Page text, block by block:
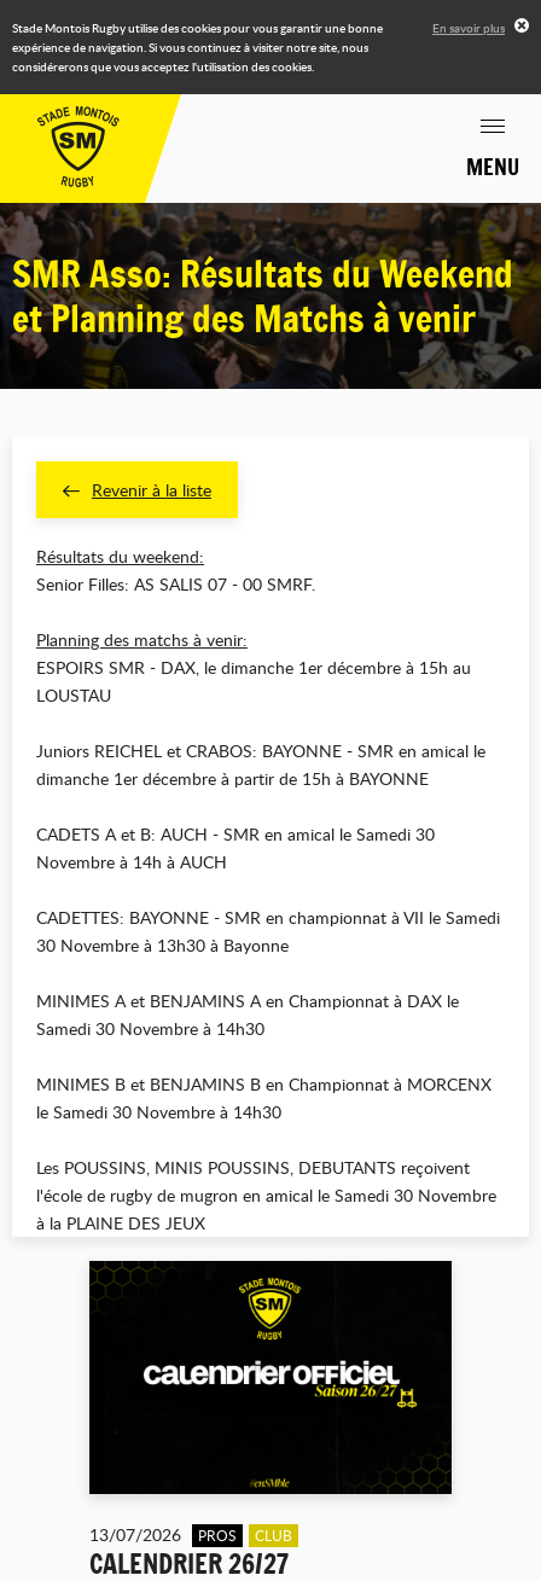
Stade Montois Rugby utilise des cookies pour vous garantir une bonne
expérience de navigation. Si vous continuez à visiter notre site, nous
considérerons que vous acceptez l'utilisation des cookies.
En savoir plus
MENU
SMR Asso: Résultats du Weekend
et Planning des Matchs à venir
Revenir à la liste
Résultats du weekend:
Senior Filles: AS SALIS 07 - 00 SMRF.
Planning des matchs à venir:
ESPOIRS SMR - DAX, le dimanche 1er décembre à 15h au
LOUSTAU
Juniors REICHEL et CRABOS: BAYONNE - SMR en amical le
dimanche 1er décembre à partir de 15h à BAYONNE
CADETS A et B: AUCH - SMR en amical le Samedi 30
Novembre à 14h à AUCH
CADETTES: BAYONNE - SMR en championnat à VII le Samedi
30 Novembre à 13h30 à Bayonne
MINIMES A et BENJAMINS Aen Championnat à DAX le
Samedi 30 Novembre à 14h30
MINIMES B et BENJAMINS B en Championnat à MORCENX
le Samedi 30 Novembre à 14h30
Les POUSSINS, MINIS POUSSINS, DEBUTANTS reçoivent
l'école de rugby de mugron en amical le Samedi 30 Novembre
à la PLAINE DES JEUX
13/07/2026 PROS CLUB
CALENDRIER 26/27